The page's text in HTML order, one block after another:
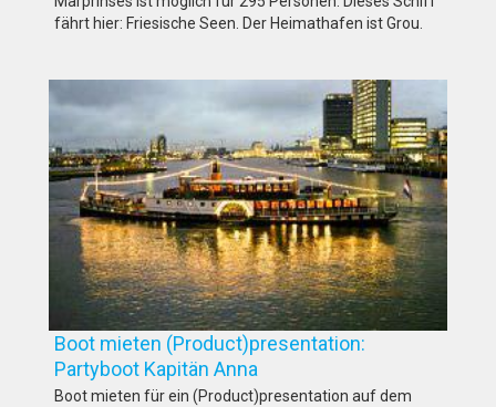
fährt hier: Friesische Seen. Der Heimathafen ist Grou.
Boot mieten (Product)presentation:
Partyboot Kapitän Anna
Boot mieten für ein (Product)presentation auf dem